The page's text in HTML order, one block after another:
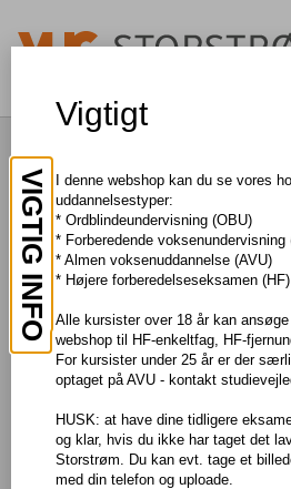
Dansk som
TIL SØGNING
Pris: DKK 150,00
Om faget
Du lærer at indgå i en samtale og
Du vil også forbedre dit skriftlige niveau.
Læs mere om faget og eksamen på
Adgangskrav
VIGTIG INFO
Vigtigt
I denne webshop kan du se vores
uddannelsestyper:
* Ordblindeundervisning (OBU)
* Forberedende voksenundervisning
* Almen voksenuddannelse (AVU)
* Højere forberedelseseksamen (HF)
Alle kursister over 18 år kan
webshop til HF-enkeltfag, HF-
For kursister under 25 år er der
optaget på AVU - kontakt
HUSK: at have dine tidligere
og klar, hvis du ikke har taget det
Storstrøm. Du kan evt. tage et
med din telefon og uploade.